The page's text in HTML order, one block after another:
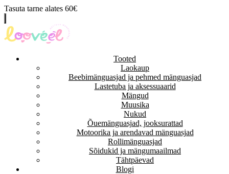
Tasuta tarne alates 60€
Tooted
Laokaup
Beebimänguasjad ja pehmed mänguasjad
Lastetuba ja aksessuaarid
Mängud
Muusika
Nukud
Õuemänguasjad, jooksurattad
Motoorika ja arendavad mänguasjad
Rollimänguasjad
Sõidukid ja mängumaailmad
Tähtpäevad
Blogi